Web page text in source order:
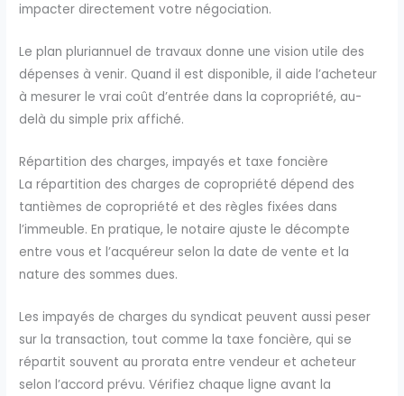
impacter directement votre négociation.
Le plan pluriannuel de travaux donne une vision utile des
dépenses à venir. Quand il est disponible, il aide l’acheteur
à mesurer le vrai coût d’entrée dans la copropriété, au-
delà du simple prix affiché.
Répartition des charges, impayés et taxe foncière
La répartition des charges de copropriété dépend des
tantièmes de copropriété et des règles fixées dans
l’immeuble. En pratique, le notaire ajuste le décompte
entre vous et l’acquéreur selon la date de vente et la
nature des sommes dues.
Les impayés de charges du syndicat peuvent aussi peser
sur la transaction, tout comme la taxe foncière, qui se
répartit souvent au prorata entre vendeur et acheteur
selon l’accord prévu. Vérifiez chaque ligne avant la